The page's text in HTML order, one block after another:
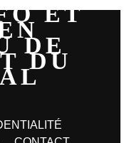
ET
DE
DU